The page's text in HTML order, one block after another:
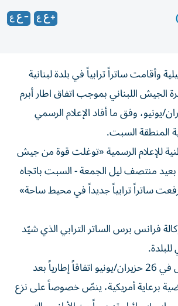
وأقامت ساتراً ترابياً في بلدة لبنانية
اللبناني بموجب اتفاق اطار أبرم
يونيو، وفق ما أفاد الإعلام الرسمي
المنطقة السبت.
للإعلام الرسمية «توغلت قوة من جيش
بعيد منتصف ليل الجمعة - السبت باتجاه
ساتراً ترابياً جديداً في محيط ساحة»
فرانس برس الساتر الترابي الذي شيّد
وأبرم لبنان وإسرائيل في 26 حزيران/يونيو اتفاقاً إطارياً بعد
برعاية أمريكية، ينصّ خصوصاً على نزع